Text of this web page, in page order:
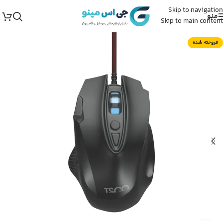
Skip to navigation
Skip to main content
منو
فروخته شده